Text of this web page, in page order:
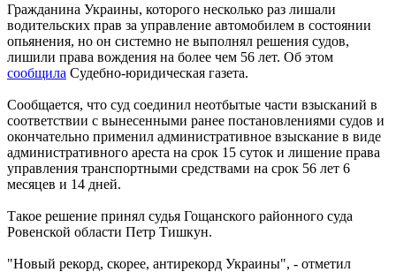
Гражданина Украины, которого несколько раз лишали
водительских прав за управление автомобилем в состоянии
опьянения, но он системно не выполнял решения судов,
лишили права вождения на более чем 56 лет. Об этом
сообщила Судебно-юридическая газета.
Сообщается, что суд соединил неотбытые части взысканий в
соответствии с вынесенными ранее постановлениями судов и
окончательно применил административное взыскание в виде
административного ареста на срок 15 суток и лишение права
управления транспортными средствами на срок 56 лет 6
месяцев и 14 дней.
Такое решение принял судья Гощанского районного суда
Ровенской области Петр Тишкун.
"Новый рекорд, скорее, антирекорд Украины", - отметил